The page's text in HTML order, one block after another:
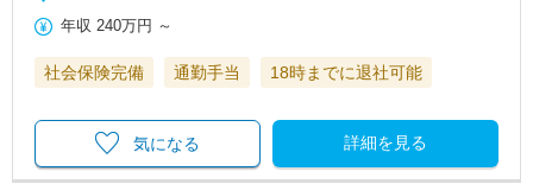
年収 240万円 ～
社会保険完備 通勤手当 18時までに退社可能
詳細を見る
気になる